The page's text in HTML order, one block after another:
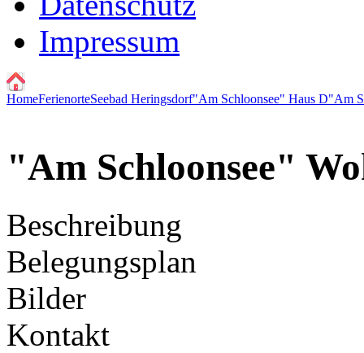
Impressum
HomeFerienorteSeebad Heringsdorf"Am Schloonsee" Haus D"Am
"Am Schloonsee"
Beschreibung
Belegungsplan
Bilder
Kontakt